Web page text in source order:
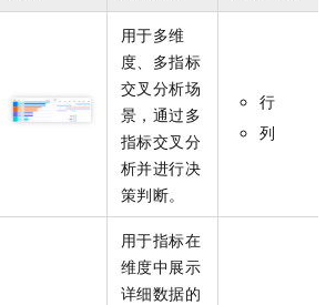
用于多维
度、多指标
交叉分析场
景，通过多
指标交叉分
析并进行决
策判断。
行
列
用于指标在
维度中展示
详细数据的